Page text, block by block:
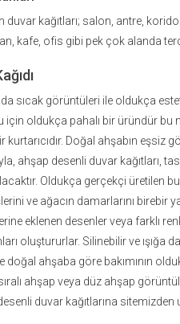
duvar kağıtları; salon, antre,
kafe, ofis gibi pek çok alanda
sıcak görüntüleri ile oldukça
oldukça pahalı bir üründür bu
kurtarıcıdır. Doğal ahşabın eşsiz
ahşap desenli duvar kağıtları,
Oldukça gerçekçi üretilen
ve ağacın damarlarını birebir
eklenen desenler veya farklı
oluştururlar. Silinebilir ve ışığa
doğal ahşaba göre bakımının
ahşap veya düz ahşap
duvar kağıtlarına sitemizden